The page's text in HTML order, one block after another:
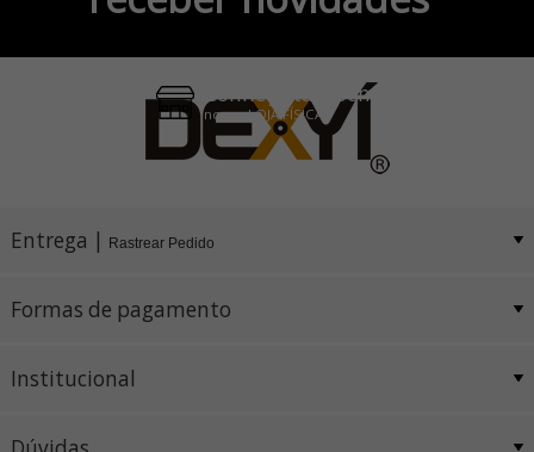
Pix e Boleto
Conheça também
nossa LOJA FÍSICA
Entrega | Rastrear Pedido
Formas de pagamento
Institucional